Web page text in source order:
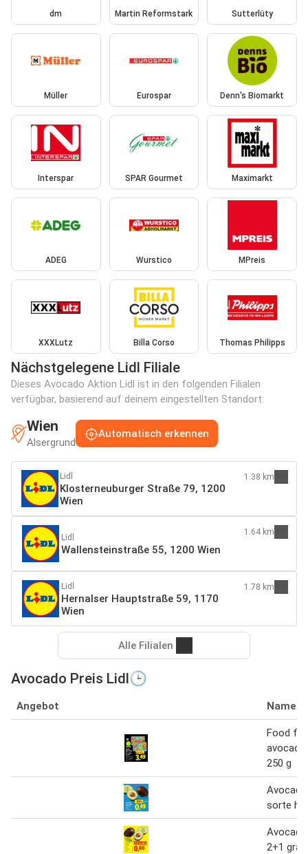
dm Martin Reformstark Sutterlüty
Müller Eurospar Denn's Biomarkt
Interspar SPAR Gourmet Maximarkt
ADEG Wurstico MPreis
XXXLutz Billa Corso Thomas Philipps
Nächstgelegene Lidl Filiale
Dieses Avocado Aktion Lidl ist in den folgenden Filialen
verfügbar, basierend auf deinem eingestellten Standort:
Wien
Alsergrund
Automatisch erkennen
Lidl
Klosterneuburger Straße 79, 1200
Wien
1.38 km
Lidl
Wallensteinstraße 55, 1200 Wien
1.64 km
Lidl
Hernalser Hauptstraße 59, 1170
Wien
1.78 km
Alle Filialen
Avocado Preis Lidl🕒
Angebot Name
Food
250 g
sorte
2+1